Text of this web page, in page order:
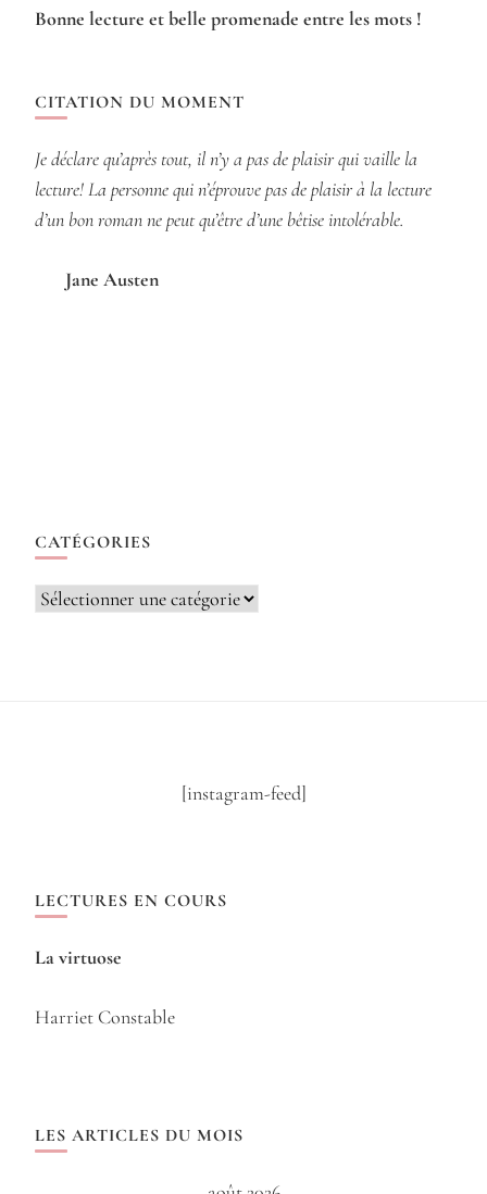
Bonne lecture et belle promenade entre les mots !
CITATION DU MOMENT
Je déclare qu’après tout, il n’y a pas de plaisir qui vaille la
lecture! La personne qui n’éprouve pas de plaisir à la lecture
d’un bon roman ne peut qu’être d’une bêtise intolérable.
Jane Austen
CATÉGORIES
Catégories
[instagram-feed]
LECTURES EN COURS
La virtuose
Harriet Constable
LES ARTICLES DU MOIS